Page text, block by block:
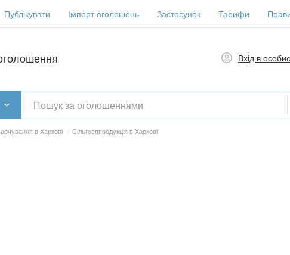
Публікувати Імпорт оголошень Застосунок Тарифи
Вхід в
в Харкові / Сільгосппродукція в Харкові